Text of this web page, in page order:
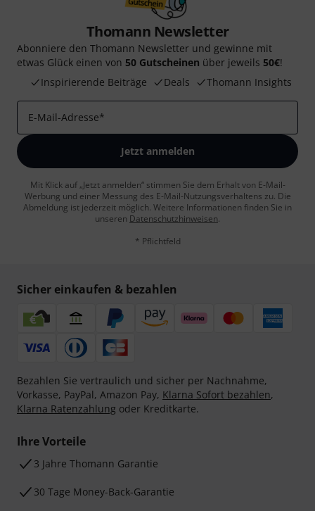
Thomann Newsletter
Abonniere den Thomann Newsletter und gewinne mit
etwas Glück einen von 50 Gutscheinen über jeweils 50€!
Inspirierende Beiträge
Deals Thomann Insights
E-Mail-Adresse*
Jetzt anmelden
Mit Klick auf „Jetzt anmelden“ stimmen Sie dem Erhalt von E-Mail-
Werbung und einer Messung des E-Mail-Nutzungsverhaltens zu. Die
Abmeldung ist jederzeit möglich. Weitere Informationen finden Sie in
unseren Datenschutzhinweisen.
* Pflichtfeld
Sicher einkaufen & bezahlen
Bezahlen Sie vertraulich und sicher per Nachnahme,
Vorkasse, PayPal, Amazon Pay, Klarna Sofort bezahlen,
Klarna Ratenzahlung oder Kreditkarte.
Ihre Vorteile
3 Jahre Thomann Garantie
30 Tage Money-Back-Garantie